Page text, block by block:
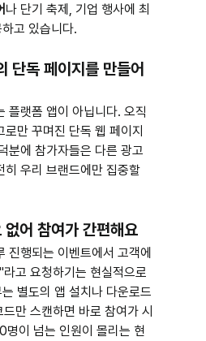
나 단기 축제, 기업 행사에 최
고 있습니다.
단독 페이지를 만들어
플랫폼 앱이 아닙니다. 오직
만 꾸며진 단독 웹 페이지
분에 참가자들은 다른 광고
히 우리 브랜드에만 집중할
어 참여가 간편해요
진행되는 이벤트에서 고객에
고 요청하기는 현실적으로
별도의 앱 설치나 다운로드
만 스캔하면 바로 참여가 시
이 넘는 인원이 몰리는 현